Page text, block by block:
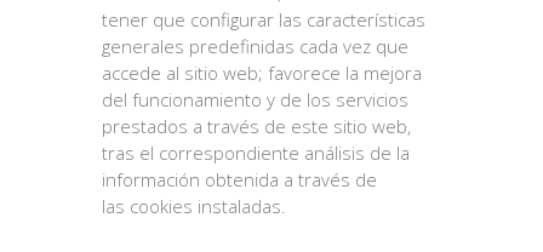
tener que configurar las características
generales predefinidas cada vez que
accede al sitio web; favorece la mejora
del funcionamiento y de los servicios
prestados a través de este sitio web,
tras el correspondiente análisis de la
información obtenida a través de
las cookies instaladas.